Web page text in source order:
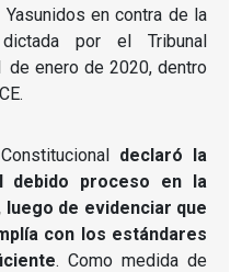
en contra de la
por el Tribunal
de enero de 2020, dentro
declaró la
debido proceso en la
de evidenciar que
con los estándares
. Como medida de